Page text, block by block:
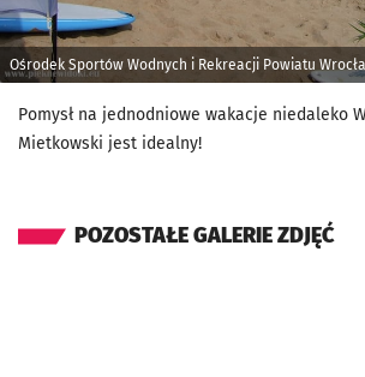
Ośrodek Sportów Wodnych i Rekreacji Powiatu
Pomysł na jednodniowe wakacje niedaleko
Mietkowski jest idealny!
POZOSTAŁE GALERIE ZDJĘĆ